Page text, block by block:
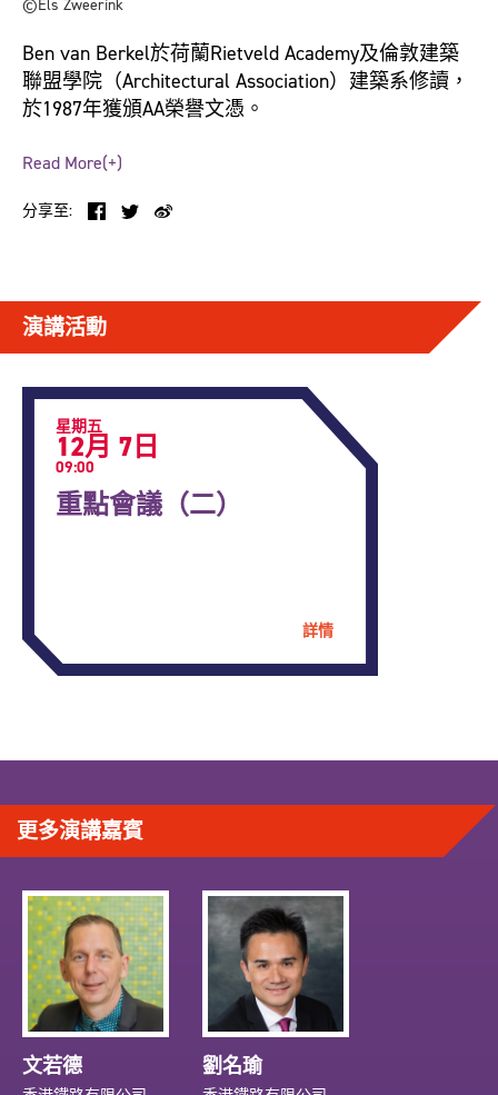
©Els Zweerink
Ben van Berkel於荷蘭Rietveld Academy及倫敦建築
聯盟學院（Architectural Association）建築系修讀，
於1987年獲頒AA榮譽文憑。
1988年，他聯同Caroline Bos於阿姆斯特丹開設建築
計。時至今天，UNStudio定位為一個集合建築設
的大型綜合發展項目「Four」，以及杜拜的Wasl
Tower。
Ben van Berkel在UNStudio期間主理多項建築設計項
目，當中包括斯圖加特Mercedes-Benz博物館、荷蘭
阿納姆車站（Arnhem Central Station）、杭州綜合
發展項目來福士廣場、倫敦Canaletto Tower、紐約
私人別墅項目，以及新加坡科技設計大學等。
Ben van Berkel曾在世界多間建築學院任教及演講，
詢委員會的成員。
Read More(+)
分享至:
演講活動
星期五
12月 7日
09:00
重點會議（二）
詳情
更多演講嘉賓
文若德 劉名瑜